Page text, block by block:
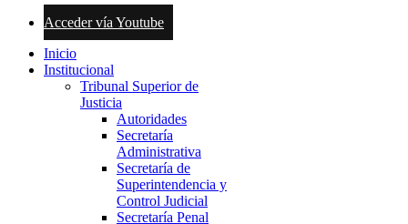
Acceder vía Youtube
Inicio
Institucional
Tribunal Superior de
Justicia
Autoridades
Secretaría
Administrativa
Secretaría de
Superintendencia y
Control Judicial
Secretaría Penal